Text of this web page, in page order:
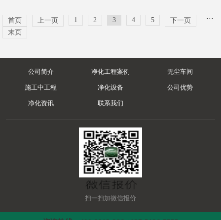
首页 上一页 1 2 3 4 5 ···
下一页
末页
公司简介 净化工程案例 无尘车间
施工中工程 净化设备 公司优势
净化资讯 联系我们
扫一扫加微信报价